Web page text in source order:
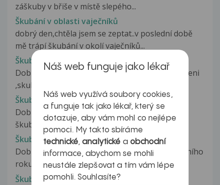
záškuby v břiše v místě slepého...
Škubání v oblasti vaječníků
dobrý den,chtěla jsem se zeptat..v poslední době
mě trápí škubání v okolí vaječníků...
Škubáni v penisu
Dobry den , mam problémy s penisem.Mam paleni
,skubani v konci penisu .mel...
Škubání ve víčku
Dobrý den, už více jak měsíc mám každodenní
škubání v horním víčku levého oka....
Škubavá bolest v podbřišku
Dobrý den, moc prosím o radu. Od dubna letošního
roku cítím škubavou bolest...
Škubnutí pod kolenem a modřina
Náš web funguje jako lékař
Náš web využívá soubory cookies,
a funguje tak jako lékař, který se
dotazuje, aby vám mohl co nejlépe
pomoci. My takto sbíráme
technické,analytické a obchodní
informace, abychom se mohli
neustále zlepšovat a tím vám lépe
pomohli. Souhlasíte?